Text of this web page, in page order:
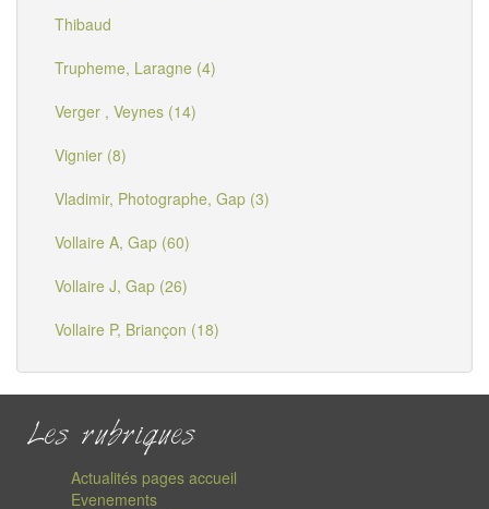
Thibaud
Trupheme, Laragne (4)
Verger , Veynes (14)
Vignier (8)
Vladimir, Photographe, Gap (3)
Vollaire A, Gap (60)
Vollaire J, Gap (26)
Vollaire P, Briançon (18)
Les rubriques
Actualités pages accueil
Evenements